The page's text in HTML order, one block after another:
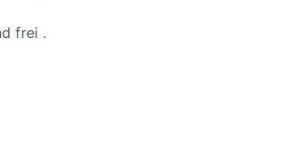
frei .